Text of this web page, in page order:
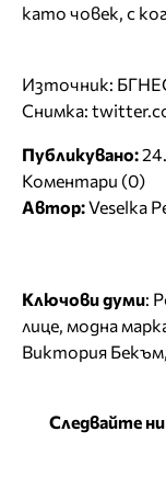
като човек, с
Източник:
Снимка:
Публикувано:
Коментари (0)
Автор:Veselka
Ключови думи:
лице модна
Виктория Бекъм
Следвайте